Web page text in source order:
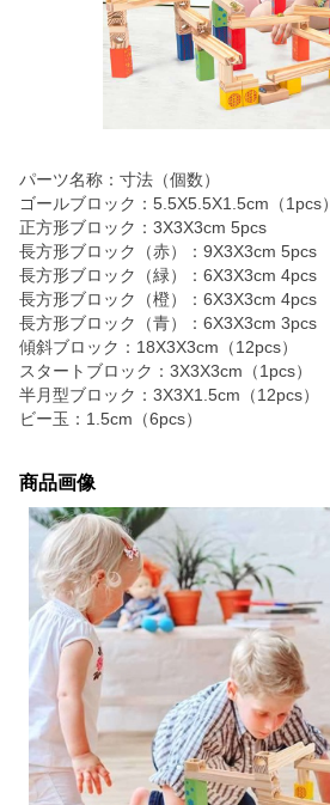
パーツ名称：寸法（個数）
ゴールブロック：5.5X5.5X1.5cm（1pcs）
正方形ブロック：3X3X3cm 5pcs
長方形ブロック（赤）：9X3X3cm 5pcs
長方形ブロック（緑）：6X3X3cm 4pcs
長方形ブロック（橙）：6X3X3cm 4pcs
長方形ブロック（青）：6X3X3cm 3pcs
傾斜ブロック：18X3X3cm（12pcs）
スタートブロック：3X3X3cm（1pcs）
半月型ブロック：3X3X1.5cm（12pcs）
ビー玉：1.5cm（6pcs）
商品画像